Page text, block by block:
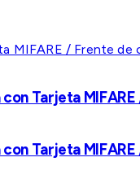
Tarjeta
Tarjeta